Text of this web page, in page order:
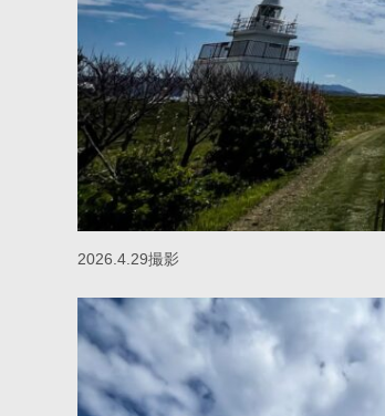
2026.4.29撮影